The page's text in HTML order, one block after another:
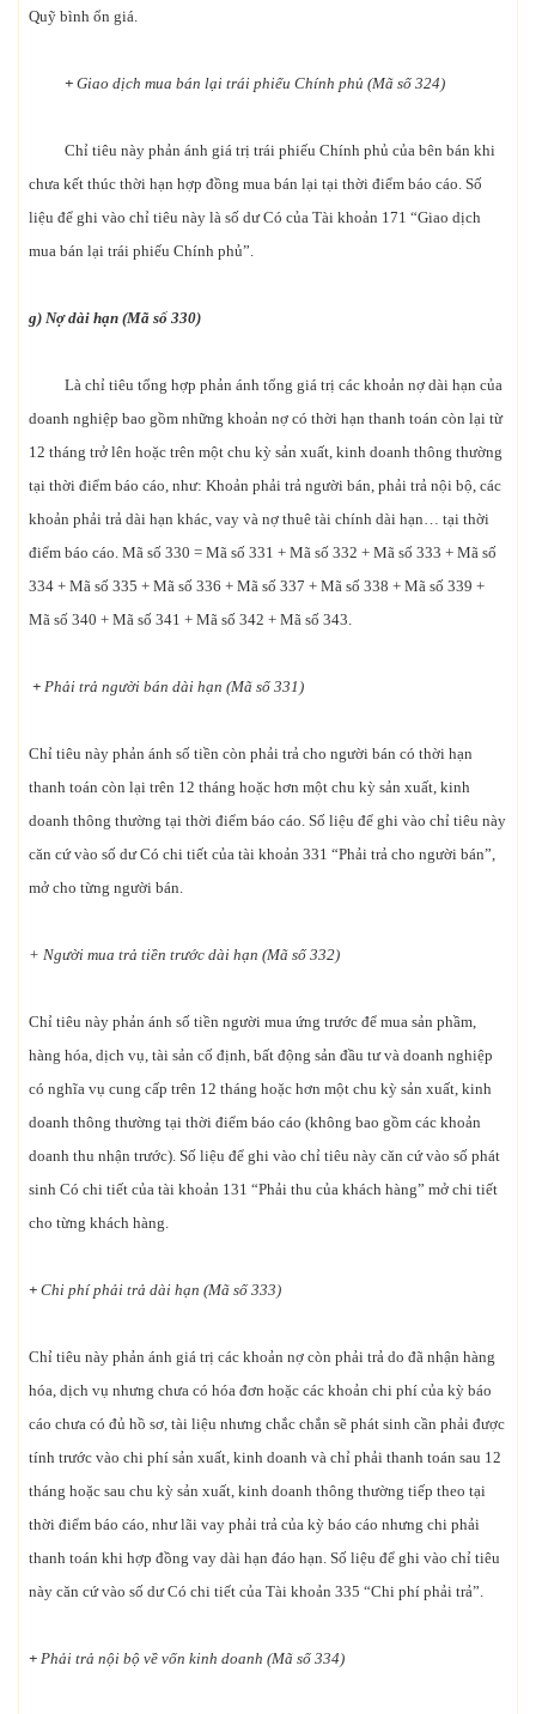
Quỹ bình ổn giá.
+ Giao dịch mua bán lại trái phiếu Chính phủ (Mã số 324)
Chỉ tiêu này phản ánh giá trị trái phiếu Chính phủ của bên bán khi
chưa kết thúc thời hạn hợp đồng mua bán lại tại thời điểm báo cáo. Số
liệu để ghi vào chỉ tiêu này là số dư Có của Tài khoản 171 “Giao dịch
mua bán lại trái phiếu Chính phủ”.
g) Nợ dài hạn (Mã số 330)
Là chỉ tiêu tổng hợp phản ánh tổng giá trị các khoản nợ dài hạn của
doanh nghiệp bao gồm những khoản nợ có thời hạn thanh toán còn lại từ
12 tháng trở lên hoặc trên một chu kỳ sản xuất, kinh doanh thông thường
tại thời điểm báo cáo, như: Khoản phải trả người bán, phải trả nội bộ, các
khoản phải trả dài hạn khác, vay và nợ thuê tài chính dài hạn… tại thời
điểm báo cáo. Mã số 330 = Mã số 331 + Mã số 332 + Mã số 333 + Mã số
334 + Mã số 335 + Mã số 336 + Mã số 337 + Mã số 338 + Mã số 339 +
Mã số 340 + Mã số 341 + Mã số 342 + Mã số 343.
+ Phải trả người bán dài hạn (Mã số 331)
Chỉ tiêu này phản ánh số tiền còn phải trả cho người bán có thời hạn
thanh toán còn lại trên 12 tháng hoặc hơn một chu kỳ sản xuất, kinh
doanh thông thường tại thời điểm báo cáo. Số liệu để ghi vào chỉ tiêu này
căn cứ vào số dư Có chi tiết của tài khoản 331 “Phải trả cho người bán”,
mở cho từng người bán.
+ Người mua trả tiền trước dài hạn (Mã số 332)
Chỉ tiêu này phản ánh số tiền người mua ứng trước để mua sản phầm,
hàng hóa, dịch vụ, tài sản cố định, bất động sản đầu tư và doanh nghiệp
có nghĩa vụ cung cấp trên 12 tháng hoặc hơn một chu kỳ sản xuất, kinh
doanh thông thường tại thời điểm báo cáo (không bao gồm các khoản
doanh thu nhận trước). Số liệu để ghi vào chỉ tiêu này căn cứ vào số phát
sinh Có chi tiết của tài khoản 131 “Phải thu của khách hàng” mở chi tiết
cho từng khách hàng.
+ Chi phí phải trả dài hạn (Mã số 333)
Chỉ tiêu này phản ánh giá trị các khoản nợ còn phải trả do đã nhận hàng
hóa, dịch vụ nhưng chưa có hóa đơn hoặc các khoản chi phí của kỳ báo
cáo chưa có đủ hồ sơ, tài liệu nhưng chắc chắn sẽ phát sinh cần phải được
tính trước vào chi phí sản xuất, kinh doanh và chỉ phải thanh toán sau 12
tháng hoặc sau chu kỳ sản xuất, kinh doanh thông thường tiếp theo tại
thời điểm báo cáo, như lãi vay phải trả của kỳ báo cáo nhưng chi phải
thanh toán khi hợp đồng vay dài hạn đáo hạn. Số liệu để ghi vào chỉ tiêu
này căn cứ vào số dư Có chi tiết của Tài khoản 335 “Chi phí phải trả”.
+ Phải trả nội bộ về vốn kinh doanh (Mã số 334)